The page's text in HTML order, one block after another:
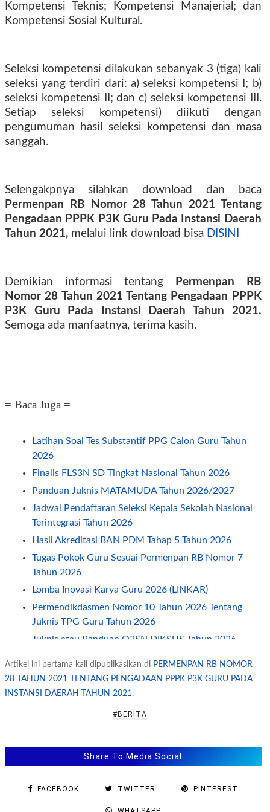
Kompetensi Teknis; Kompetensi Manajerial; dan
Kompetensi Sosial Kultural.
Seleksi kompetensi dilakukan sebanyak 3 (tiga) kali
seleksi yang terdiri dari: a) seleksi kompetensi I; b)
seleksi kompetensi II; dan c) seleksi kompetensi III.
Setiap seleksi kompetensi) diikuti dengan
pengumuman hasil seleksi kompetensi dan masa
sanggah.
Selengakpnya silahkan download dan baca
Permenpan RB Nomor 28 Tahun 2021 Tentang
Pengadaan PPPK P3K Guru Pada Instansi Daerah
Tahun 2021, melalui link download bisa DISINI
Demikian informasi tentang
Permenpan RB
Nomor 28 Tahun 2021 Tentang Pengadaan PPPK
P3K Guru Pada Instansi Daerah Tahun 2021.
Semoga ada manfaatnya, terima kasih.
= Baca Juga =
Latihan Soal Tes Substantif PPG Calon Guru Tahun
2026
Finalis FLS3N SD Tingkat Nasional Tahun 2026
Panduan Juknis MATAMUDA Tahun 2026/2027
Jadwal Pendaftaran Seleksi Kepala Sekolah Nasional
Terintegrasi Tahun 2026
Hasil Akreditasi BAN PDM Tahap 5 Tahun 2026
Tugas Pokok Guru Sesuai Permenpan RB Nomor 7
Tahun 2026
Lomba Inovasi Karya Guru 2026 (LINKAR)
Permendikdasmen Nomor 10 Tahun 2026 Tentang
Juknis TPG Guru Tahun 2026
Juknis atau Panduan O2SN DIKSUS Tahun 2026
2026
Permendikdasmen Nomor 7 Tahun 2026 Tentang
Juknis OSN SD SMP SMA Tahun 2026
Contoh Pengisian Evaluasi Diri Pengusulan
Artikel ini pertama kali dipublikasikan di PERMENPAN RB NOMOR
28 TAHUN 2021 TENTANG PENGADAAN PPPK P3K GURU PADA
INSTANSI DAERAH TAHUN 2021 .
#BERITA
Share To Media Social
FACEBOOK TWITTER PINTEREST